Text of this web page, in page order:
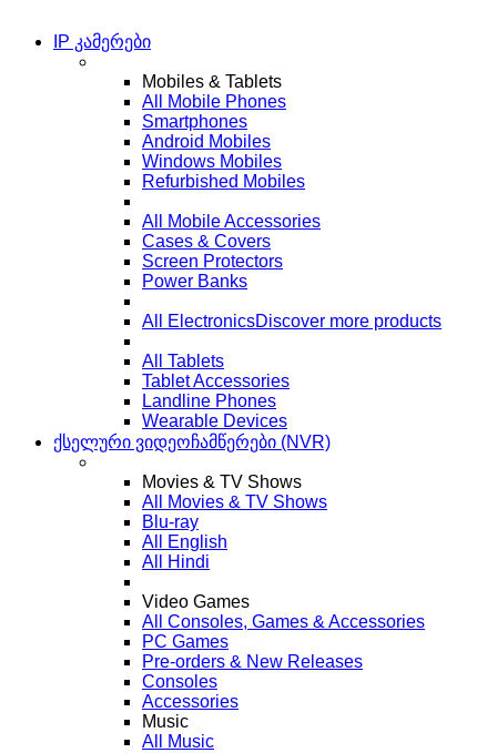
IP კამერები
Mobiles & Tablets
All Mobile Phones
Smartphones
Android Mobiles
Windows Mobiles
Refurbished Mobiles
All Mobile Accessories
Cases & Covers
Screen Protectors
Power Banks
All ElectronicsDiscover more products
All Tablets
Tablet Accessories
Landline Phones
Wearable Devices
ქსელური ვიდეოჩამწერები (NVR)
Movies & TV Shows
All Movies & TV Shows
Blu-ray
All English
All Hindi
Video Games
All Consoles, Games & Accessories
PC Games
Pre-orders & New Releases
Consoles
Accessories
Music
All Music